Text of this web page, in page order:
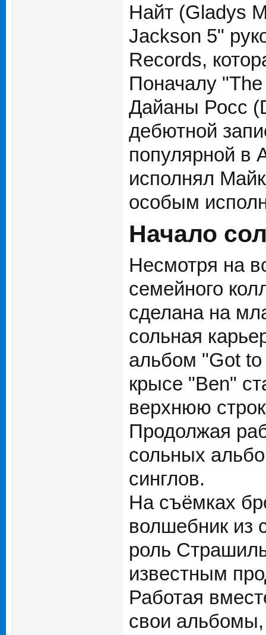
Найт (Gladys
Jackson 5"
Records,
Поначалу
Дайаны Росс
дебютной
популярной в
исполнял
особым
Начало
Несмотря на
семейного
сделана на
сольная
альбом "Got to
крысе "Ben"
верхнюю
Продолжая
сольных
синглов.
На съёмках
волшебник из
роль
известным
Работая
свои